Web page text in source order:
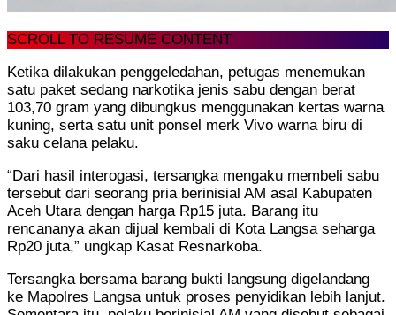
SCROLL TO RESUME CONTENT
Ketika dilakukan penggeledahan, petugas menemukan
satu paket sedang narkotika jenis sabu dengan berat
103,70 gram yang dibungkus menggunakan kertas warna
kuning, serta satu unit ponsel merk Vivo warna biru di
saku celana pelaku.
“Dari hasil interogasi, tersangka mengaku membeli sabu
tersebut dari seorang pria berinisial AM asal Kabupaten
Aceh Utara dengan harga Rp15 juta. Barang itu
rencananya akan dijual kembali di Kota Langsa seharga
Rp20 juta,” ungkap Kasat Resnarkoba.
Tersangka bersama barang bukti langsung digelandang
ke Mapolres Langsa untuk proses penyidikan lebih lanjut.